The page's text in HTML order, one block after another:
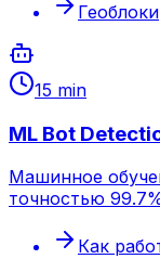
15 min
ML Bot
Машинное
точностью
Как